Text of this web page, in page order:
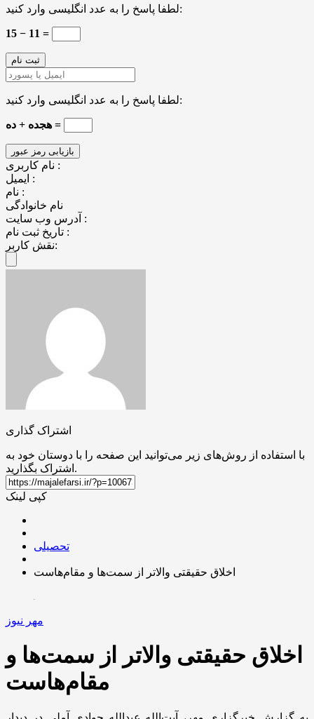
لطفا پاسخ را به عدد انگلیسی وارد کنید:
15 − 11 =
لطفا پاسخ را به عدد انگلیسی وارد کنید:
هجده + ده =
نام کاربری :
ایمیل :
نام :
نام خانوادگی
آدرس وب سایت :
تاریخ ثبت نام :
نقش کاربر:
اشتراک گذاری
با استفاده از روش‌های زیر می‌توانید این صفحه را با دوستان خود به
اشتراک بگذارید.
کپی لینک
تحصیلی
اخلاق حقیقتی والاتر از سمت‌ها و مقام‌هاست
مهر نیوز
اخلاق حقیقتی والاتر از سمت‌ها و
مقام‌هاست